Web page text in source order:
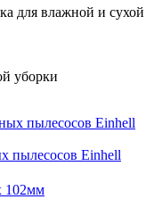
для влажной и сухой
уборки
пылесосов Einhell
102мм